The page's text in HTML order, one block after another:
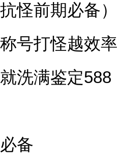
怪前期必备）
号打怪越效
洗满鉴定
备